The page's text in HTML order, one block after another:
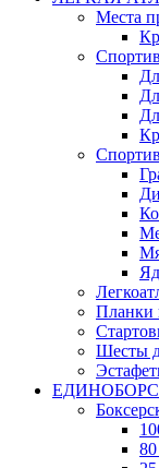
Места
Планки
Шесты